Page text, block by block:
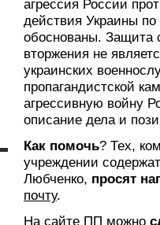
агрессия России
действия Украины
обоснованы. Защита
вторжения не
украинских
пропагандистской
агрессивную войну
описание дела и
Как помочь? Тех,
учреждении
Любченко, просят
почту.
На сайте ПП можно